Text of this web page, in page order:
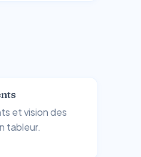
et vision des
tableur.